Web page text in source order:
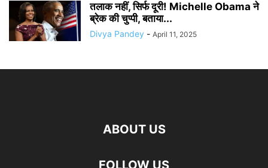
तलाक नहीं, सिर्फ दूरी! Michelle Obama ने
ब्रेक की चुप्पी, बताया...
Divya Pandey - April 11, 2025
ABOUT US
FOLLOW US